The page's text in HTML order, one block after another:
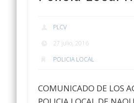
PLCV
27 julio, 2016
POLICIA LOCAL
COMUNICADO DE LOS